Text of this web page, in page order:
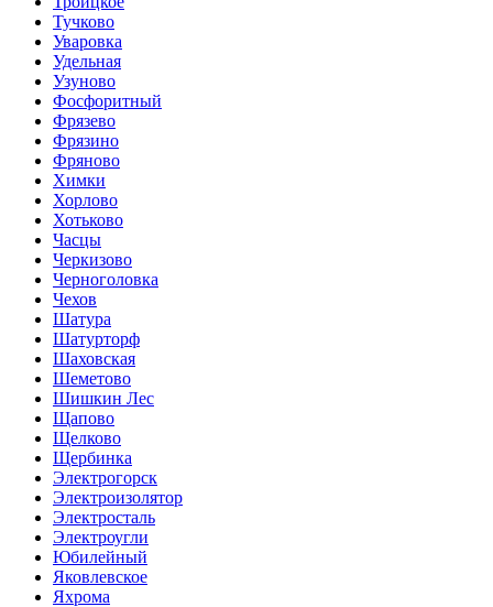
Тучково
Уваровка
Удельная
Узуново
Фосфоритный
Фрязево
Фрязино
Фряново
Химки
Хорлово
Хотьково
Часцы
Черкизово
Черноголовка
Чехов
Шатура
Шатурторф
Шаховская
Шеметово
Шишкин Лес
Щапово
Щелково
Щербинка
Электрогорск
Электроизолятор
Электросталь
Электроугли
Юбилейный
Яковлевское
Яхрома